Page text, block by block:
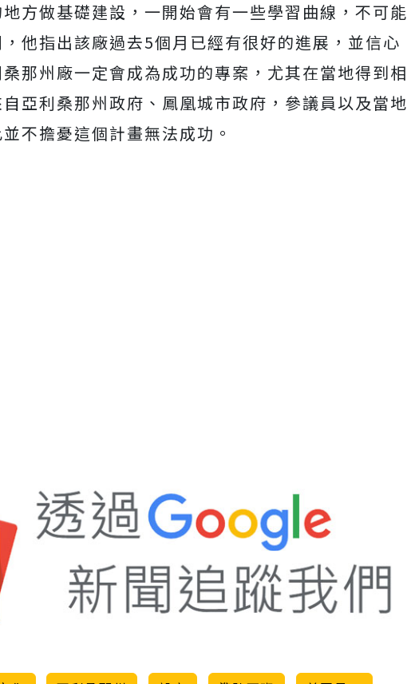
方做基礎建設，一開始會有一些學習曲線，不可能
他指出該廠過去5個月已經有很好的進展，並信心
那州廠一定會成為成功的專案，尤其在當地得到相
亞利桑那州政府、鳳凰城市政府，參議員以及當地
不擔憂這個計畫無法成功。